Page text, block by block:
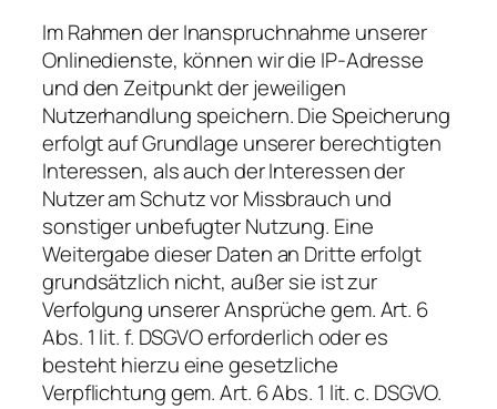
Im Rahmen der Inanspruchnahme unserer
Onlinedienste, können wir die IP-Adresse
und den Zeitpunkt der jeweiligen
Nutzerhandlung speichern. Die Speicherung
erfolgt auf Grundlage unserer berechtigten
Interessen, als auch der Interessen der
Nutzer am Schutz vor Missbrauch und
sonstiger unbefugter Nutzung. Eine
Weitergabe dieser Daten an Dritte erfolgt
grundsätzlich nicht, außer sie ist zur
Verfolgung unserer Ansprüche gem. Art. 6
Abs. 1 lit. f. DSGVO erforderlich oder es
besteht hierzu eine gesetzliche
Verpflichtung gem. Art. 6 Abs. 1 lit. c. DSGVO.